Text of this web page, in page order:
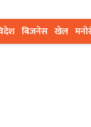
बिजनेस खेल